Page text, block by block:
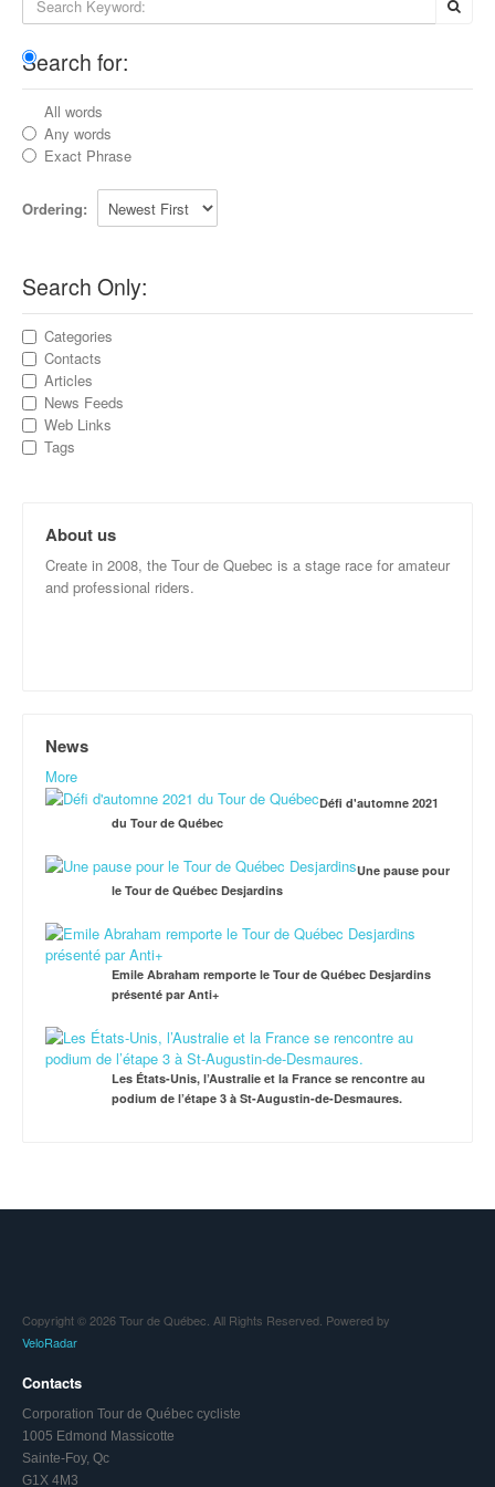
Search for:
All words
Any words
Exact Phrase
Ordering:
Search Only:
Categories
Contacts
Articles
News Feeds
Web Links
Tags
About us
Create in 2008, the Tour de Quebec is a stage race for amateur
and professional riders.
News
More
Défi d'automne 2021
du Tour de Québec
Une pause pour
le Tour de Québec Desjardins
Emile Abraham remporte le Tour de Québec Desjardins
présenté par Anti+
Les États-Unis, l’Australie et la France se rencontre au
podium de l’étape 3 à St-Augustin-de-Desmaures.
Copyright © 2026 Tour de Québec. All Rights Reserved. Powered by
VeloRadar
Contacts
Corporation Tour de Québec cycliste
1005 Edmond Massicotte
Sainte-Foy, Qc
G1X 4M3